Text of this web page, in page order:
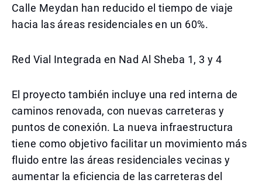
Calle Meydan han reducido el tiempo de viaje
hacia las áreas residenciales en un 60%.
Red Vial Integrada en Nad Al Sheba 1, 3 y 4
El proyecto también incluye una red interna de
caminos renovada, con nuevas carreteras y
puntos de conexión. La nueva infraestructura
tiene como objetivo facilitar un movimiento más
fluido entre las áreas residenciales vecinas y
aumentar la eficiencia de las carreteras del